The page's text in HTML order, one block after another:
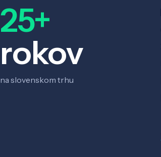
25+
rokov
na slovenskom trhu